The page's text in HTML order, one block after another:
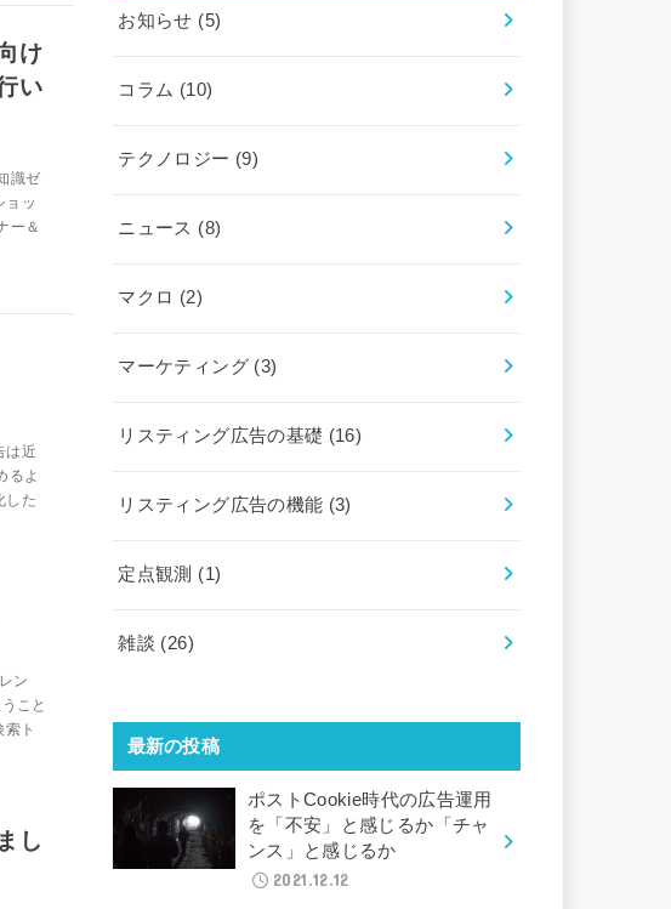
け
い
識ゼ
ョッ
ー＆
は近
るよ
した
ン
こと
ト
し
お知らせ (5)
コラム (10)
テクノロジー (9)
ニュース (8)
マクロ (2)
マーケティング (3)
リスティング広告の基礎 (16)
リスティング広告の機能 (3)
定点観測 (1)
雑談 (26)
最新の投稿
ポストCookie時代の広告運用
を「不安」と感じるか「チャ
ンス」と感じるか
2021.12.12